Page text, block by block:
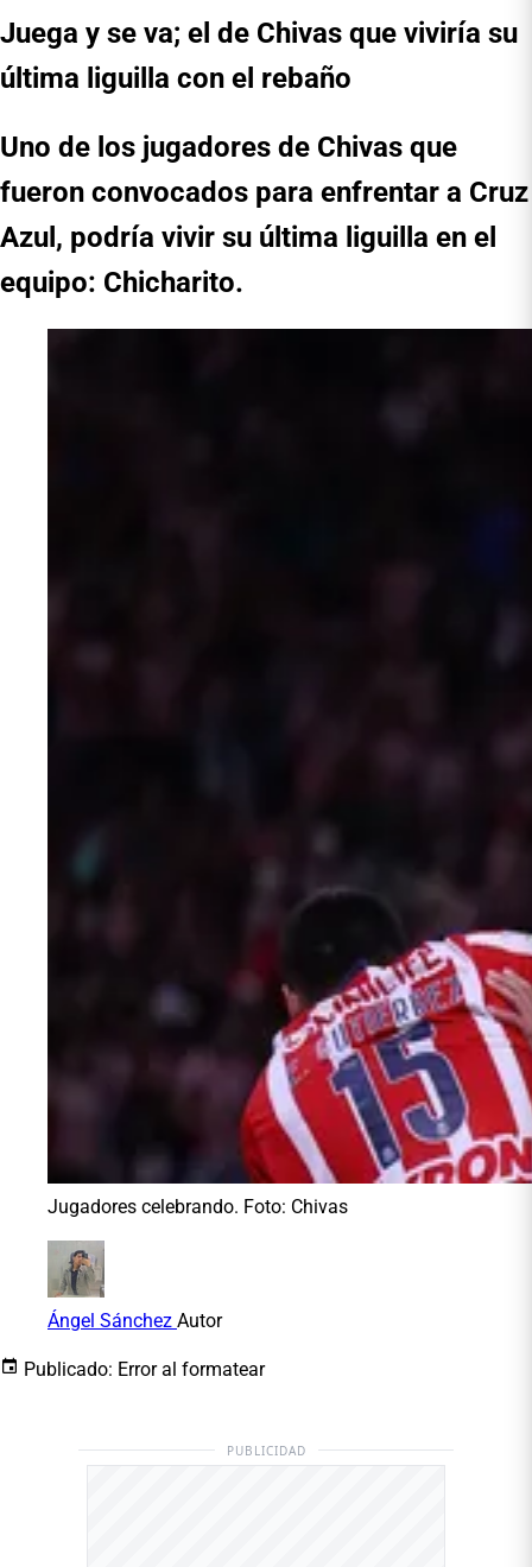
Juega y se va; el de Chivas que viviría su
última liguilla con el rebaño
Uno de los jugadores de Chivas que
fueron convocados para enfrentar a Cruz
Azul, podría vivir su última liguilla en el
equipo: Chicharito.
Jugadores celebrando. Foto: Chivas
Ángel Sánchez Autor
Publicado: Error al formatear
PUBLICIDAD